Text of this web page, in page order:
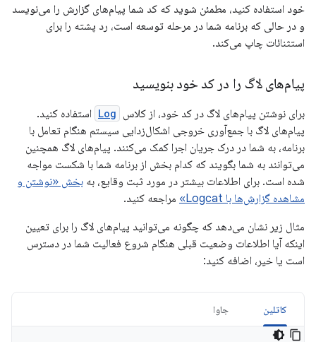
خود استفاده کنید، مطمئن شوید که کد شما پیام‌های گزارش را می‌نویسد
و در حالی که برنامه شما در مرحله توسعه است، رد پشته را برای
استثنائات چاپ می‌کند.
پیام‌های لاگ را در کد خود بنویسید
برای نوشتن پیام‌های لاگ در کد خود، از کلاس Log استفاده کنید.
پیام‌های لاگ با جمع‌آوری خروجی اشکال‌زدایی سیستم هنگام تعامل با
برنامه، به شما در درک جریان اجرا کمک می‌کنند. پیام‌های لاگ همچنین
می‌توانند به شما بگویند که کدام بخش از برنامه شما با شکست مواجه
شده است. برای اطلاعات بیشتر در مورد ثبت وقایع، به بخش «نوشتن و
مشاهده گزارش‌ها با Logcat»
مراجعه کنید.
مثال زیر نشان می‌دهد که چگونه می‌توانید پیام‌های لاگ را برای تعیین
اینکه آیا اطلاعات وضعیت قبلی هنگام شروع فعالیت شما در دسترس
است یا خیر، اضافه کنید:
کاتلین جاوا